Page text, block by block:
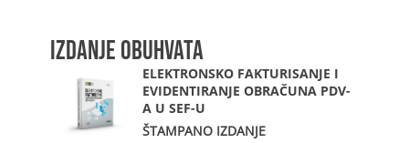
IZDANJE OBUHVATA
ELEKTRONSKO FAKTURISANJE I
EVIDENTIRANJE OBRAČUNA PDV-
A U SEF-U
ŠTAMPANO IZDANJE